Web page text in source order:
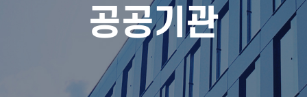
공공기관